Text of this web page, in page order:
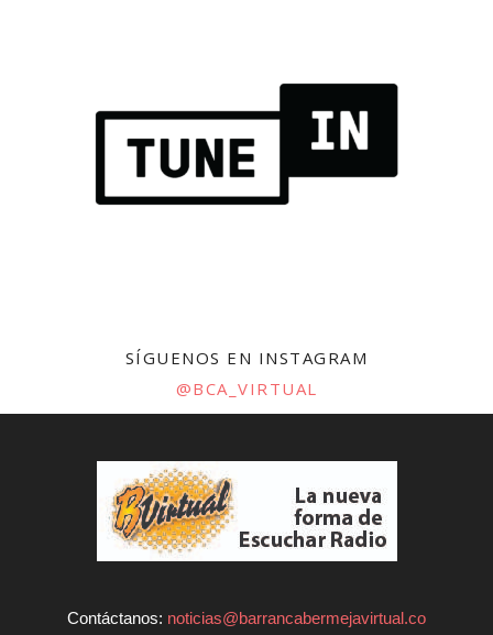
SÍGUENOS EN INSTAGRAM
@BCA_VIRTUAL
Contáctanos: noticias@barrancabermejavirtual.co